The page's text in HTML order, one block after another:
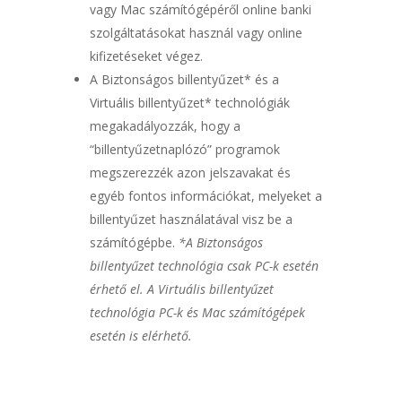
vagy Mac számítógépéről online banki
szolgáltatásokat használ vagy online
kifizetéseket végez.
A Biztonságos billentyűzet* és a
Virtuális billentyűzet* technológiák
megakadályozzák, hogy a
“billentyűzetnaplózó” programok
megszerezzék azon jelszavakat és
egyéb fontos információkat, melyeket a
billentyűzet használatával visz be a
számítógépbe. *A Biztonságos
billentyűzet technológia csak PC-k esetén
érhető el. A Virtuális billentyűzet
technológia PC-k és Mac számítógépek
esetén is elérhető.